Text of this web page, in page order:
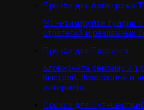
Прокси для Арбитража
Монетизируйте трафик
стратегий и рекламных
Прокси для Парсинга
Блокируйте рекламу и
быстрой, безопасной и
интернете.
Прокси для